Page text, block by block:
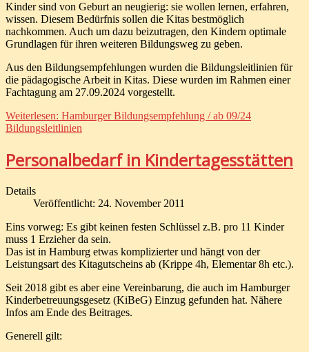
Kinder sind von Geburt an neugierig: sie wollen lernen, erfahren,
wissen. Diesem Bedürfnis sollen die Kitas bestmöglich
nachkommen. Auch um dazu beizutragen, den Kindern optimale
Grundlagen für ihren weiteren Bildungsweg zu geben.
Aus den Bildungsempfehlungen wurden die Bildungsleitlinien für
die pädagogische Arbeit in Kitas. Diese wurden im Rahmen einer
Fachtagung am 27.09.2024 vorgestellt.
Weiterlesen: Hamburger Bildungsempfehlung / ab 09/24
Bildungsleitlinien
Personalbedarf in Kindertagesstätten
Details
Veröffentlicht: 24. November 2011
Eins vorweg: Es gibt keinen festen Schlüssel z.B. pro 11 Kinder
muss 1 Erzieher da sein.
Das ist in Hamburg etwas komplizierter und hängt von der
Leistungsart des Kitagutscheins ab (Krippe 4h, Elementar 8h etc.).
Seit 2018 gibt es aber eine Vereinbarung, die auch im Hamburger
Kinderbetreuungsgesetz (KiBeG) Einzug gefunden hat. Nähere
Infos am Ende des Beitrages.
Generell gilt: